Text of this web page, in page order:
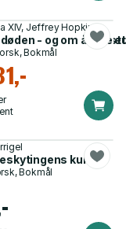
XIV, Jeffrey Hopkins
- og om å leve
Bokmål
kunst
Bokmål